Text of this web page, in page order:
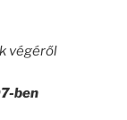
végéről
ben